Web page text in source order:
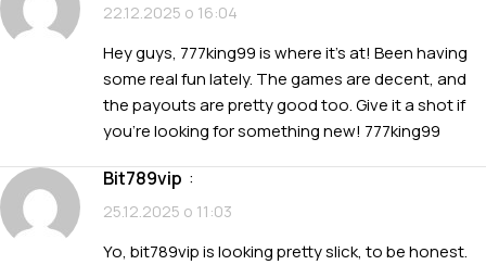
22.12.2025 о 16:04
Hey guys, 777king99 is where it’s at! Been having
some real fun lately. The games are decent, and
the payouts are pretty good too. Give it a shot if
you’re looking for something new! 777king99
bit789vip :
25.12.2025 о 11:03
Yo, bit789vip is looking pretty slick, to be honest.